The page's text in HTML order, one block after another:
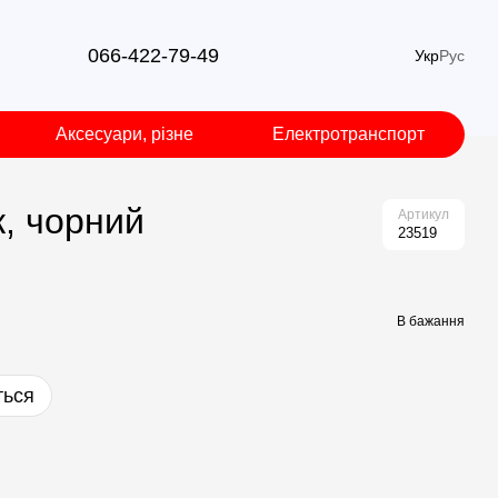
066-422-79-49 УкрРус
Аксесуари, різне Електротранспорт
чорний Артикул
23519
В бажання